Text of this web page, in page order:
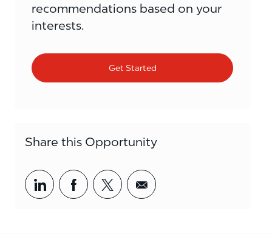
recommendations based on your
interests.
Get Started
Share this Opportunity
Share via LinkedIn
Share via Facebook
Share via twitter
Share via email